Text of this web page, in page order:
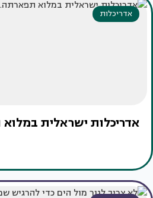
אדריכלות
אדריכלות ישראלית